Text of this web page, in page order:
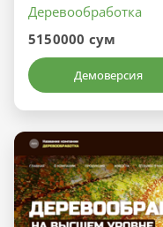
Деревообработка
5150000 сум
Демоверсия